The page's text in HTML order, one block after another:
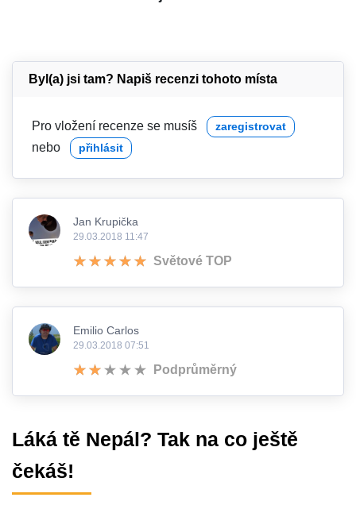
Byl(a) jsi tam? Napiš recenzi tohoto místa
Pro vložení recenze se musíš zaregistrovat
nebo přihlásit
Jan Krupička
29.03.2018 11:47
Světové TOP
Emilio Carlos
29.03.2018 07:51
Podprůměrný
Láká tě Nepál? Tak na co ještě
čekáš!